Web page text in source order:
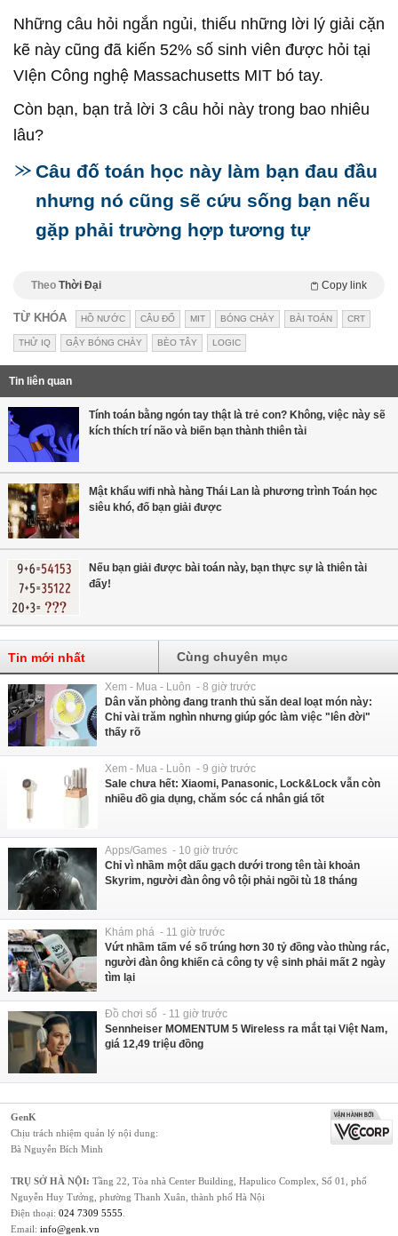
Những câu hỏi ngắn ngủi, thiếu những lời lý giải cặn
kẽ này cũng đã kiến 52% số sinh viên được hỏi tại
VIện Công nghệ Massachusetts MIT bó tay.
Còn bạn, bạn trả lời 3 câu hỏi này trong bao nhiêu
lâu?
Câu đố toán học này làm bạn đau đầu
nhưng nó cũng sẽ cứu sống bạn nếu
gặp phải trường hợp tương tự
Theo Thời Đại Copy link
TỪ KHÓA HỒ NƯỚC CÂU ĐỐ MIT BÓNG CHÀY BÀI TOÁN CRT
THỬ IQ GẬY BÓNG CHÀY BÈO TÂY LOGIC
Tin liên quan
Tính toán bằng ngón tay thật là trẻ con? Không, việc này sẽ
kích thích trí não và biến bạn thành thiên tài
Mật khẩu wifi nhà hàng Thái Lan là phương trình Toán học
siêu khó, đố bạn giải được
Nếu bạn giải được bài toán này, bạn thực sự là thiên tài
đấy!
Tin mới nhất Cùng chuyên mục
Xem - Mua - Luôn - 8 giờ trước
Dân văn phòng đang tranh thủ săn deal loạt món này:
Chỉ vài trăm nghìn nhưng giúp góc làm việc "lên đời"
thấy rõ
Xem - Mua - Luôn - 9 giờ trước
Sale chưa hết: Xiaomi, Panasonic, Lock&Lock vẫn còn
nhiều đồ gia dụng, chăm sóc cá nhân giá tốt
Apps/Games - 10 giờ trước
Chỉ vì nhầm một dấu gạch dưới trong tên tài khoản
Skyrim, người đàn ông vô tội phải ngồi tù 18 tháng
Khám phá - 11 giờ trước
Vứt nhầm tấm vé số trúng hơn 30 tỷ đồng vào thùng rác,
người đàn ông khiến cả công ty vệ sinh phải mất 2 ngày
tìm lại
Đồ chơi số - 11 giờ trước
Sennheiser MOMENTUM 5 Wireless ra mắt tại Việt Nam,
giá 12,49 triệu đồng
GenK
Chịu trách nhiệm quản lý nội dung:
Bà Nguyễn Bích Minh
TRỤ SỞ HÀ NỘI: Tầng 22, Tòa nhà Center Building, Hapulico Complex, Số 01, phố
Nguyễn Huy Tưởng, phường Thanh Xuân, thành phố Hà Nội
Điện thoại: 024 7309 5555
Email: info@genk.vn